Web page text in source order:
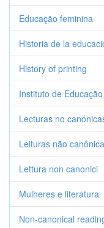
Educação feminina
Historia de la
History of printing
Instituto de
Lecturas no
Leituras não
Lettura non canonici
Mulheres e literatura
Non-canonical